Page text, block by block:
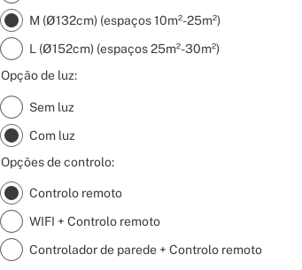
M (Ø132cm) (espaços 10m²-25m²)
L (Ø152cm) (espaços 25m²-30m²)
Opção de luz:
Sem luz
Com luz
Opções de controlo:
Controlo remoto
WIFI + Controlo remoto
Controlador de parede + Controlo remoto